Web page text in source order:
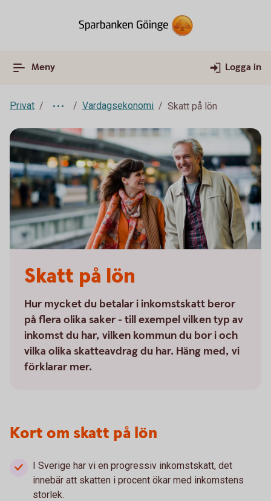
Meny Logga in
Privat Vardagsekonomi Skatt på lön
Skatt på lön
Hur mycket du betalar i inkomstskatt beror
på flera olika saker - till exempel vilken typ av
inkomst du har, vilken kommun du bor i och
vilka olika skatteavdrag du har. Häng med, vi
förklarar mer.
Kort om skatt på lön
I Sverige har vi en progressiv inkomstskatt, det
innebär att skatten i procent ökar med inkomstens
storlek.